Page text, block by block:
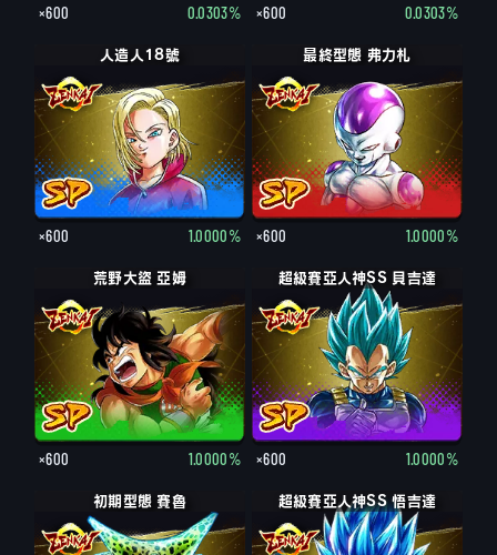
×600 0.0303% ×600 0.0303%
人造人18號
×600 1.0000%
最終型態 弗力札
×600 1.0000%
荒野大盜 亞姆
×600 1.0000%
超級賽亞人神SS 貝吉達
×600 1.0000%
初期型態 賽魯 超級賽亞人神SS 悟吉達